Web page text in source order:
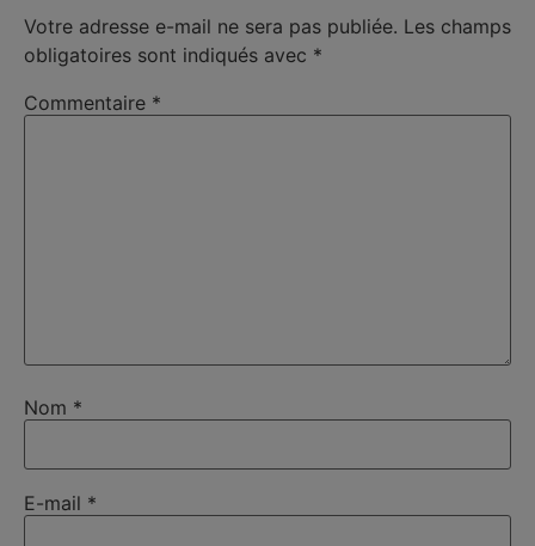
Votre adresse e-mail ne sera pas publiée. Les champs
obligatoires sont indiqués avec *
Commentaire *
Nom *
E-mail *